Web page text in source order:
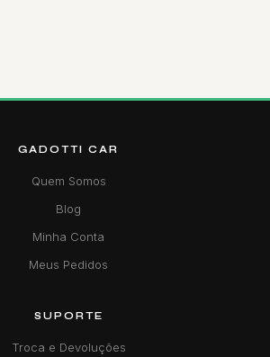
GADOTTI CAR
Quem Somos
Blog
Minha Conta
Meus Pedidos
SUPORTE
Troca e Devoluções